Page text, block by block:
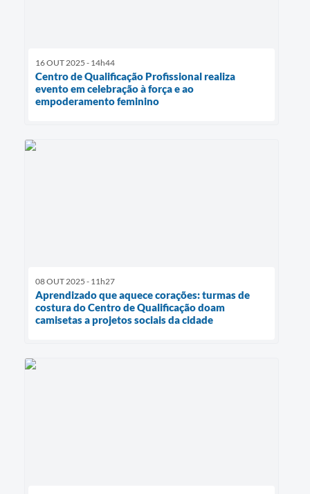
16 OUT 2025 - 14h44
Centro de Qualificação Profissional realiza
evento em celebração à força e ao
empoderamento feminino
08 OUT 2025 - 11h27
Aprendizado que aquece corações: turmas de
costura do Centro de Qualificação doam
camisetas a projetos sociais da cidade